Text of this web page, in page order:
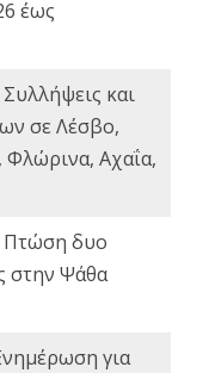
έως
Συλλήψεις και
σε Λέσβο,
Φλώρινα, Αχαΐα,
Πτώση δυο
στην Ψάθα
για